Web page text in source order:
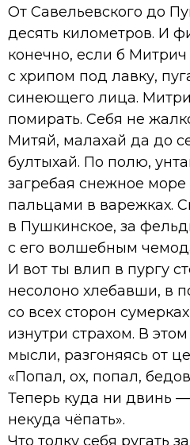
От Савельевского до
десять километров. И
конечно, если б
с хрипом под лавку,
синеющего лица.
помирать. Себя не
Митяй, малахай да до
бултыхай. По полю,
загребая снежное
пальцами в варежках.
в Пушкинское, за
с его волшебным
И вот ты влип в пургу
несолоно хлебавши, в
со всех сторон
изнутри страхом. В
мысли, разгоняясь от
«Попал, ох, попал,
Теперь куда ни двинь
некуда чёпать».
Что толку себя ругать